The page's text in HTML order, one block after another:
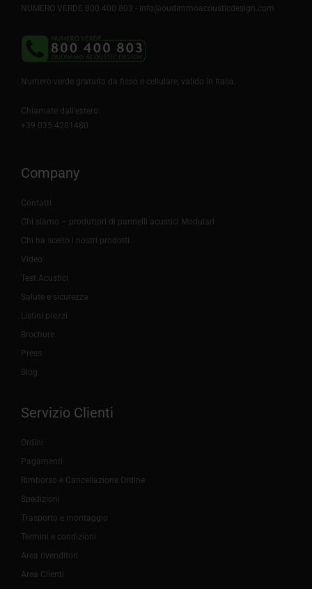
NUMERO VERDE 800 400 803 - info@oudimmoacousticdesign.com
Numero verde gratuito da fisso e cellulare, valido in Italia.
Chiamate dall'estero:
+39 035 4281480
Company
Contatti
Chi siamo – produttori di pannelli acustici Modulari
Chi ha scelto i nostri prodotti
Video
Test Acustici
Salute e sicurezza
Listini prezzi
Brochure
Press
Blog
Servizio Clienti
Ordini
Pagamenti
Rimborso e Cancellazione Ordine
Spedizioni
Trasporto e montaggio
Termini e condizioni
Area rivenditori
Area Clienti